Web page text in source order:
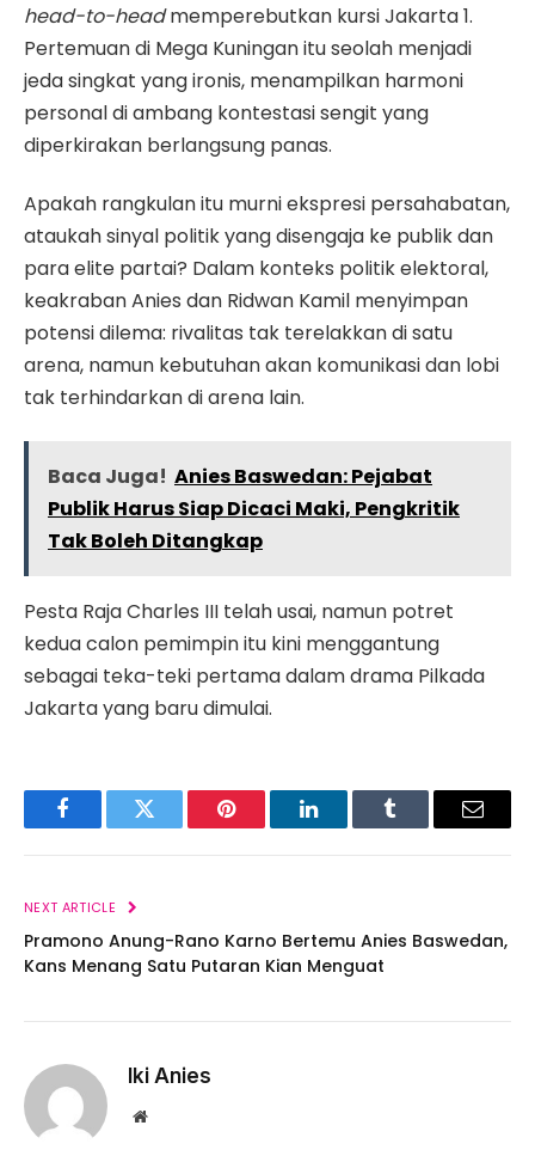
head-to-headmemperebutkan kursi Jakarta 1.
Pertemuan di Mega Kuningan itu seolah menjadi
jeda singkat yang ironis, menampilkan harmoni
personal di ambang kontestasi sengit yang
diperkirakan berlangsung panas.
Apakah rangkulan itu murni ekspresi persahabatan,
ataukah sinyal politik yang disengaja ke publik dan
para elite partai? Dalam konteks politik elektoral,
keakraban Anies dan Ridwan Kamil menyimpan
potensi dilema: rivalitas tak terelakkan di satu
arena, namun kebutuhan akan komunikasi dan lobi
tak terhindarkan di arena lain.
Baca Juga! Anies Baswedan: Pejabat
Publik Harus Siap Dicaci Maki, Pengkritik
Tak Boleh Ditangkap
Pesta Raja Charles III telah usai, namun potret
kedua calon pemimpin itu kini menggantung
sebagai teka-teki pertama dalam drama Pilkada
Jakarta yang baru dimulai.
FacebookTwitter Pinterest LinkedInTumblr Email
NEXT ARTICLE
Pramono Anung-Rano Karno Bertemu Anies Baswedan,
Kans Menang Satu Putaran Kian Menguat
Iki Anies
Website